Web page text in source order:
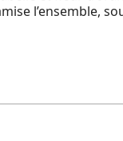
l’ensemble,